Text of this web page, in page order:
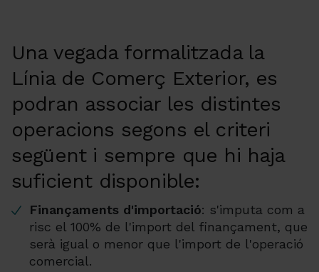
Una vegada formalitzada la
Línia de Comerç Exterior, es
podran associar les distintes
operacions segons el criteri
següent i sempre que hi haja
suficient disponible:
Finançaments d'importació: s'imputa com a
risc el 100% de l'import del finançament, que
serà igual o menor que l'import de l'operació
comercial.